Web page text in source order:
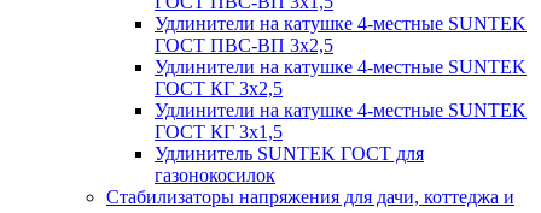
Удлинители на катушке 4-местные SUNTEK
ГОСТ ПВС-ВП 3х2,5
Удлинители на катушке 4-местные SUNTEK
ГОСТ КГ 3х2,5
Удлинители на катушке 4-местные SUNTEK
ГОСТ КГ 3х1,5
Удлинитель SUNTEK ГОСТ для
газонокосилок
Стабилизаторы напряжения для дачи, коттеджа и